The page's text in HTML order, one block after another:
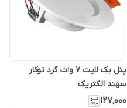
پنل بک لایت 7 وات گرد توکار
سهند الکتریک
۱۲۷٬۰۰۰